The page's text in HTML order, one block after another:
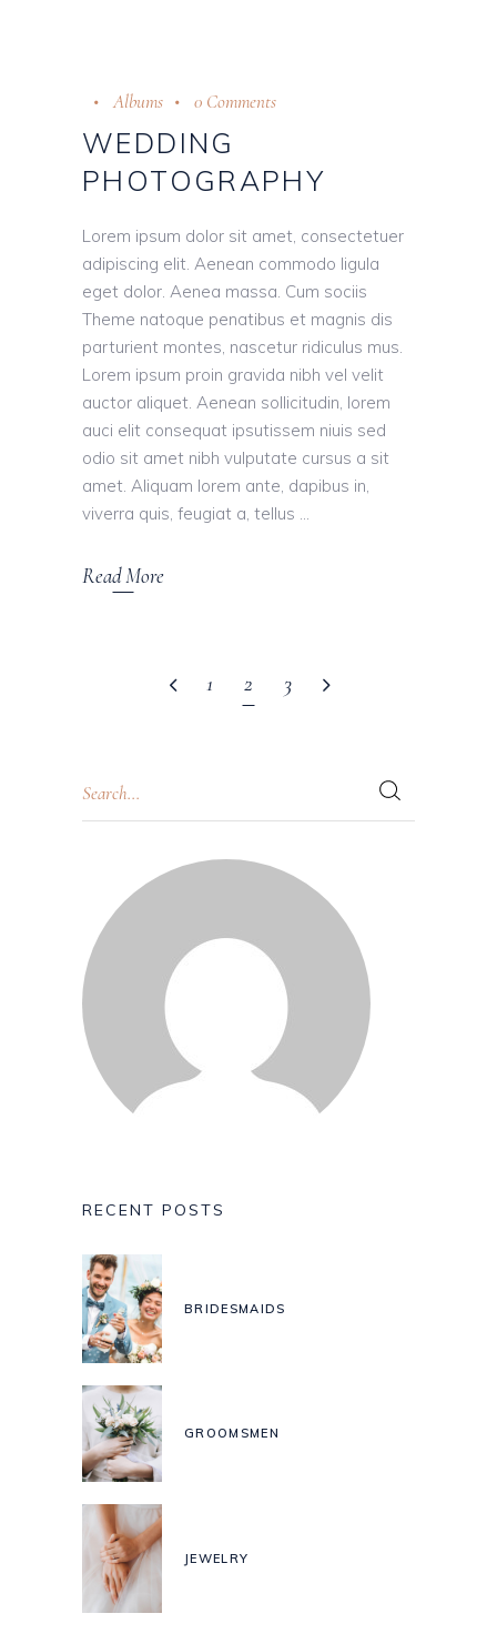
Albums 0 Comments
WEDDING
PHOTOGRAPHY
Lorem ipsum dolor sit amet, consectetuer
adipiscing elit. Aenean commodo ligula
eget dolor. Aenea massa. Cum sociis
Theme natoque penatibus et magnis dis
parturient montes, nascetur ridiculus mus.
Lorem ipsum proin gravida nibh vel velit
auctor aliquet. Aenean sollicitudin, lorem
auci elit consequat ipsutissem niuis sed
odio sit amet nibh vulputate cursus a sit
amet. Aliquam lorem ante, dapibus in,
viverra quis, feugiat a, tellus
Read More
1 2 3
RECENT POSTS
BRIDESMAIDS
GROOMSMEN
JEWELRY